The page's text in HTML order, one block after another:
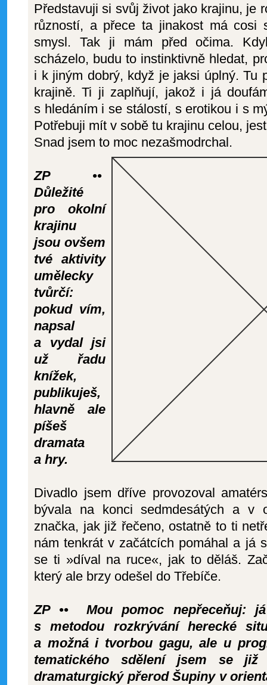
Představuji si svůj život jako krajinu, je
růzností, a přece ta jinakost má cosi
smysl. Tak ji mám před očima.
scházelo, budu to instinktivně hledat,
i k jiným dobrý, když je jaksi úplný. Tu
krajině. Ti ji zaplňují, jakož i já
s hledáním i se stálostí, s erotikou i s
Potřebuji mít v sobě tu krajinu celou,
Snad jsem to moc nezašmodrchal.
ZP ••
Důležité
pro okolní
krajinu
jsou ovšem
tvé aktivity
umělecky
tvůrčí:
pokud vím,
napsal
a vydal jsi
už řadu
knížek,
publikuješ,
hlavně ale
píšeš
dramata
a hry.
Divadlo jsem dříve provozoval
bývala na konci sedmdesátých a v
značka, jak již řečeno, ostatně to ti
nám tenkrát v začátcích pomáhal a já
se ti »díval na ruce«, jak to děláš.
který ale brzy odešel do Třebíče.
ZP •• Mou pomoc nepřeceňuj:
s metodou rozkrývání herecké
a možná i tvorbou gagu, ale u
tematického sdělení jsem se již
dramaturgický přerod Šupiny v